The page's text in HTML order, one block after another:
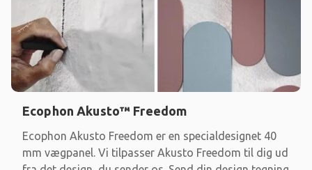
Ecophon Akusto™ Freedom
Ecophon Akusto Freedom er en specialdesignet 40
mm vægpanel. Vi tilpasser Akusto Freedom til dig ud